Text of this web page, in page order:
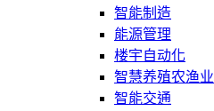
智能制造
能源管理
楼宇自动化
智慧养殖农渔业
智能交通